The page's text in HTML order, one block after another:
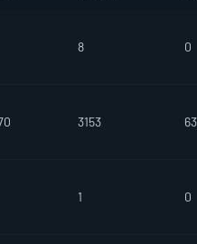
8 0
3153
1 0